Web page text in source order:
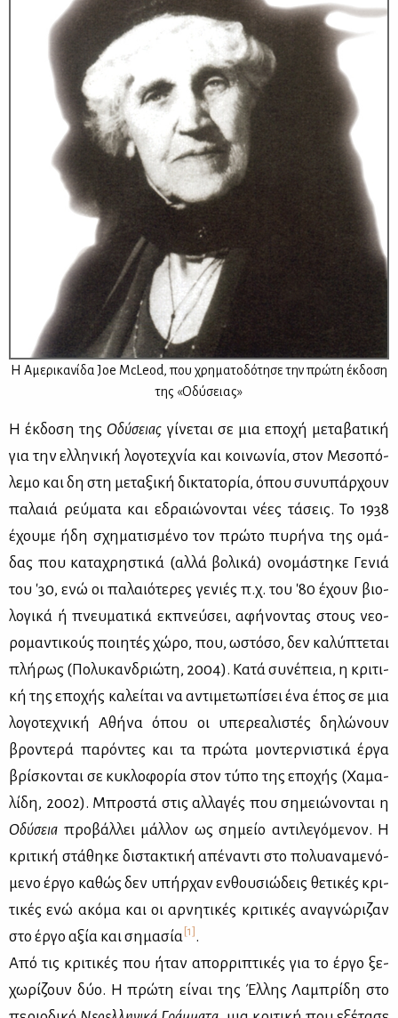
H Αμε­ρι­κα­νί­δα Joe McLeod, που χρη­μα­το­δό­τη­σε την πρώ­τη έκ­δο­ση
της «Οδύ­σειας»
Η έκ­δο­ση της Οδύ­σειας γί­νε­ται σε μια επο­χή με­τα­βα­τι­κή
για την ελ­λη­νι­κή λο­γο­τε­χνία και κοι­νω­νία, στον Με­σο­πό­
λε­μο και δη στη με­τα­ξι­κή δι­κτα­το­ρία, όπου συ­νυ­πάρ­χουν
πα­λαιά ρεύ­μα­τα και εδραιώ­νο­νται νέ­ες τά­σεις. Το 1938
έχου­με ήδη σχη­μα­τι­σμέ­νο τον πρώ­το πυ­ρή­να της ομά­
δας που κα­τα­χρη­στι­κά (αλ­λά βο­λι­κά) ονο­μά­στη­κε Γε­νιά
του '30, ενώ οι πα­λαιό­τε­ρες γε­νιές π.χ. του '80 έχουν βιο­
λο­γι­κά ή πνευ­μα­τι­κά εκ­πνεύ­σει, αφή­νο­ντας στους νε­ο­
ρο­μα­ντι­κούς ποι­η­τές χώ­ρο, που, ωστό­σο, δεν κα­λύ­πτε­ται
πλή­ρως (Πο­λυ­καν­δριώ­τη, 2004). Κα­τά συ­νέ­πεια, η κρι­τι­
κή της επο­χής κα­λεί­ται να αντι­με­τω­πί­σει ένα έπος σε μια
λο­γο­τε­χνι­κή Αθή­να όπου οι υπε­ρε­α­λι­στές δη­λώ­νουν
βρο­ντε­ρά πα­ρό­ντες και τα πρώ­τα μο­ντερ­νι­στι­κά έρ­γα
βρί­σκο­νται σε κυ­κλο­φο­ρία στον τύ­πο της επο­χής (Χα­μα­
λί­δη, 2002). Μπρο­στά στις αλ­λα­γές που ση­μειώ­νο­νται η
Οδύ­σεια προ­βάλ­λει μάλ­λον ως ση­μείο αντι­λε­γό­με­νον. Η
κρι­τι­κή στά­θη­κε δι­στα­κτι­κή απέ­να­ντι στο πο­λυα­να­με­νό­
με­νο έρ­γο κα­θώς δεν υπήρ­χαν εν­θου­σιώ­δεις θε­τι­κές κρι­
τι­κές ενώ ακό­μα και οι αρ­νη­τι­κές κρι­τι­κές ανα­γνώ­ρι­ζαν
στο έρ­γο αξία και ση­μα­σία [1] .
Από τις κρι­τι­κές που ήταν απορ­ρι­πτι­κές για το έρ­γο ξε­
χω­ρί­ζουν δύο. Η πρώ­τη εί­ναι της Έλ­λης Λα­μπρί­δη στο